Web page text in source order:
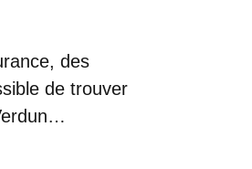
des
de trouver